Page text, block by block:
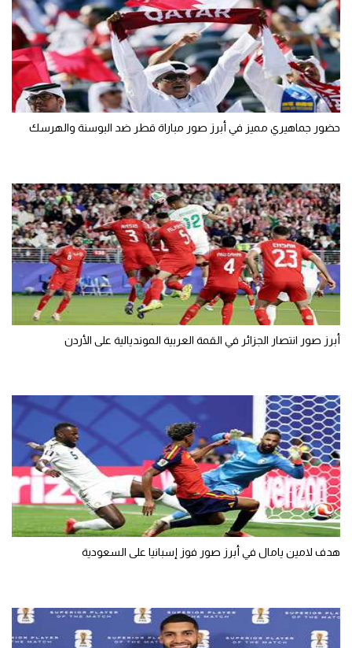
حضور جماهيري مميز في أبرز صور مباراة قطر ضد البوسنة والهرسك
أبرز صور انتصار الجزائر في القمة العربية المونديالية على الأردن
هدف لامين يامال في أبرز صور فوز إسبانيا على السعودية